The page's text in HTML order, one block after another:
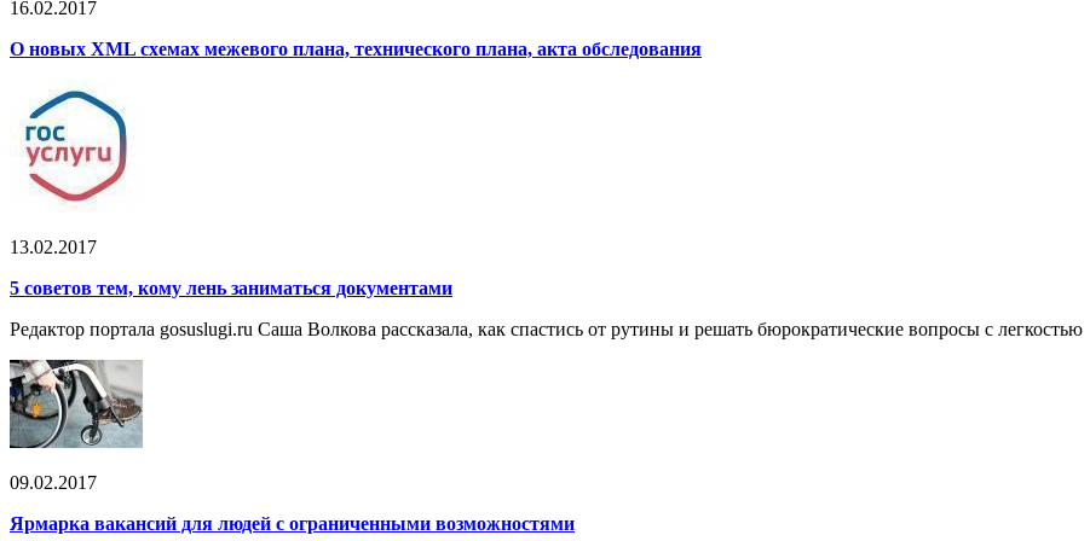
16.02.2017
О новых XML схемах межевого плана, технического плана, акта обследования
13.02.2017
5 советов тем, кому лень заниматься документами
Редактор портала gosuslugi.ru Саша Волкова рассказала, как спастись от рутины и решать бюрократические вопросы с легкостью
09.02.2017
Ярмарка вакансий для людей с ограниченными возможностями